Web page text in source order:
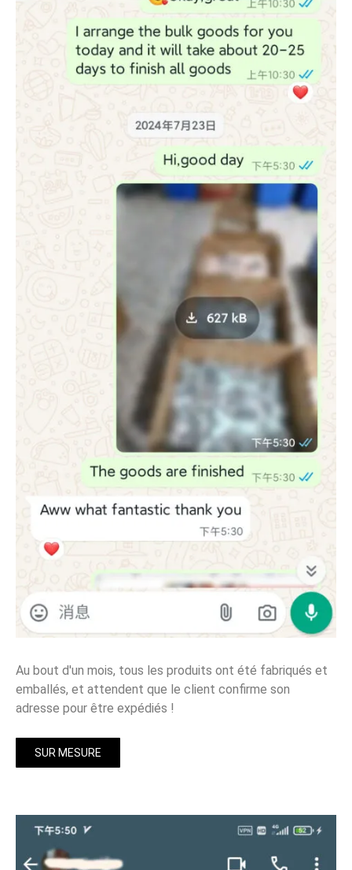
Au bout d'un mois, tous les produits ont été fabriqués et
emballés, et attendent que le client confirme son
adresse pour être expédiés !
SUR MESURE